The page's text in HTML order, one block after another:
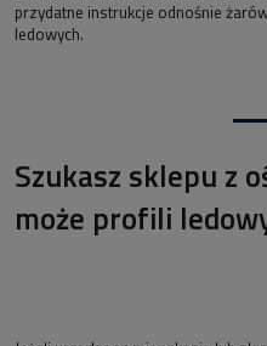
przydatne instrukcje odnośnie
ledowych.
Szukasz sklepu z
może profili